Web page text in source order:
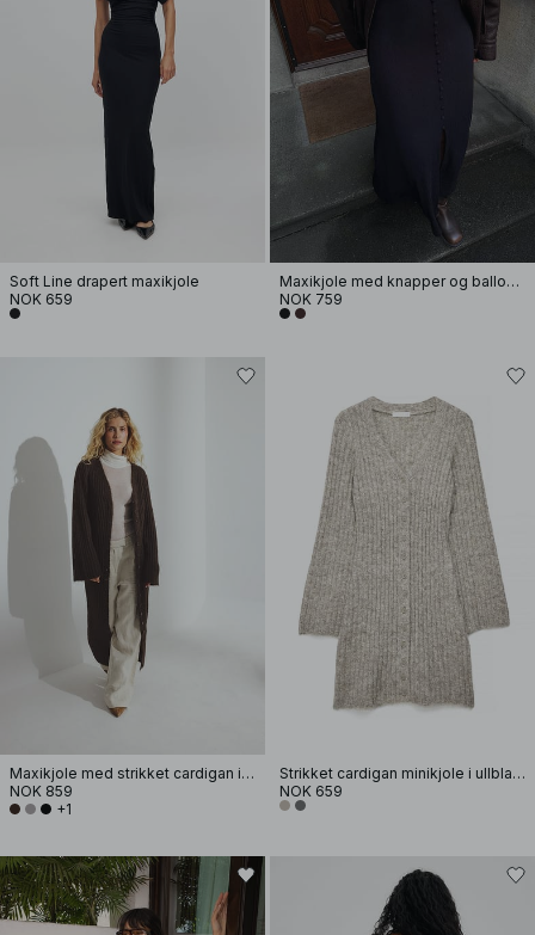
Soft Line drapert maxikjole
NOK 659
Maxikjole med knapper og ballongermer
NOK 759
Maxikjole med strikket cardigan i ullblanding
NOK 859
+1
Strikket cardigan minikjole i ullblanding
NOK 659